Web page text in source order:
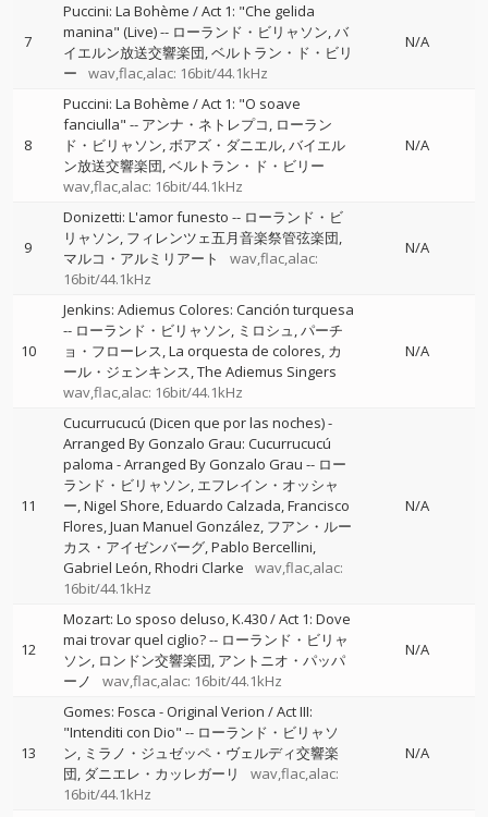
7
Puccini: La Bohème / Act 1: "Che gelida
manina" (Live)-- ローランド・ビリャソン バ
イエルン放送交響楽団 ベルトラン・ド・ビリ
ー
wav,flac,alac: 16bit/44.1kHz
N/A
8
Puccini: La Bohème / Act 1: "O soave
fanciulla" -- アンナ・ネトレプコ ローラン
ド・ビリャソン ボアズ・ダニエル バイエル
ン放送交響楽団 ベルトラン・ド・ビリー
wav,flac,alac: 16bit/44.1kHz
N/A
9
Donizetti: L'amor funesto -- ローランド・ビ
リャソン フィレンツェ五月音楽祭管弦楽団
マルコ・アルミリアート
wav,flac,alac:
16bit/44.1kHz
N/A
10
Jenkins: Adiemus Colores: Canción turquesa
-- ローランド・ビリャソン ミロシュ パーチ
ョ・フローレス La orquesta de colores カ
ール・ジェンキンス The Adiemus Singers
wav,flac,alac: 16bit/44.1kHz
N/A
11
Cucurrucucú (Dicen que por las noches) -
Arranged By Gonzalo Grau: Cucurrucucú
paloma - Arranged By Gonzalo Grau -- ロー
ランド・ビリャソン エフレイン・オッシャ
ー Nigel Shore Eduardo Calzada Francisco
Flores Juan Manuel González フアン・ルー
カス・アイゼンバーグ Pablo Bercellini
Gabriel León Rhodri Clarke
wav,flac,alac:
16bit/44.1kHz
N/A
12
Mozart: Lo sposo deluso, K.430 / Act 1: Dove
mai trovar quel ciglio?-- ローランド・ビリャ
ソン ロンドン交響楽団 アントニオ・パッパ
ーノ
wav,flac,alac: 16bit/44.1kHz
N/A
13
Gomes: Fosca - Original Verion / Act III:
"Intenditi con Dio" -- ローランド・ビリャソ
ン ミラノ・ジュゼッペ・ヴェルディ交響楽
団 ダニエレ・カッレガーリ
wav,flac,alac:
16bit/44.1kHz
N/A